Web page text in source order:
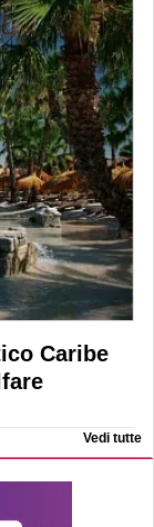
Caribe
Vedi tutte